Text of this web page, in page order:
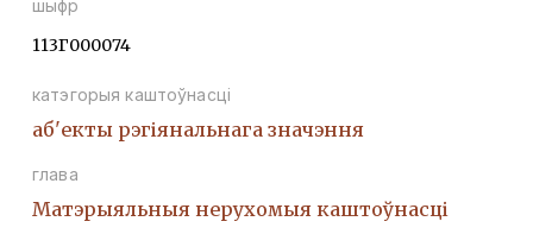
шыфр
113Г000074
катэгорыя каштоўнасці
аб'екты рэгіянальнага значэння
глава
Матэрыяльныя нерухомыя каштоўнасці